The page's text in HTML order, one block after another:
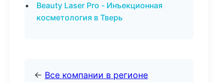
Beauty Laser Pro - Инъекционная
косметология в Тверь
← Все компании в регионе